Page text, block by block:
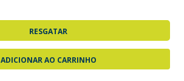
RESGATAR
ADICIONAR AO CARRINHO